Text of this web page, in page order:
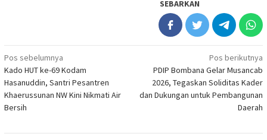
SEBARKAN
Navigasi
pos
Pos sebelumnya
Kado HUT ke-69 Kodam
Hasanuddin, Santri Pesantren
Khaerussunan NW Kini Nikmati Air
Bersih
Pos berikutnya
PDIP Bombana Gelar Musancab
2026, Tegaskan Soliditas Kader
dan Dukungan untuk Pembangunan
Daerah